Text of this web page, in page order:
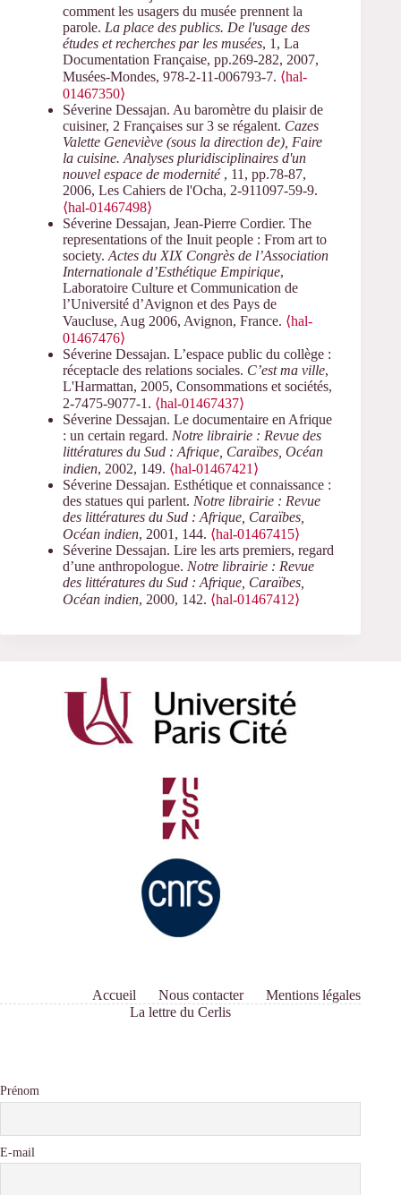
comment les usagers du musée prennent la
parole. La place des publics. De l'usage des
études et recherches par les musées, 1, La
Documentation Française, pp.269-282, 2007,
Musées-Mondes, 978-2-11-006793-7. ⟨hal-
01467350⟩
Séverine Dessajan. Au baromètre du plaisir de
cuisiner, 2 Françaises sur 3 se régalent. Cazes
Valette Geneviève (sous la direction de), Faire
la cuisine. Analyses pluridisciplinaires d'un
nouvel espace de modernité , 11, pp.78-87,
2006, Les Cahiers de l'Ocha, 2-911097-59-9.
⟨hal-01467498⟩
Séverine Dessajan, Jean-Pierre Cordier. The
representations of the Inuit people : From art to
society. Actes du XIX Congrès de l’Association
Internationale d’Esthétique Empirique,
Laboratoire Culture et Communication de
l’Université d’Avignon et des Pays de
Vaucluse, Aug 2006, Avignon, France. ⟨hal-
01467476⟩
Séverine Dessajan. L’espace public du collège :
réceptacle des relations sociales. C’est ma ville,
L'Harmattan, 2005, Consommations et sociétés,
2-7475-9077-1. ⟨hal-01467437⟩
Séverine Dessajan. Le documentaire en Afrique
: un certain regard. Notre librairie : Revue des
littératures du Sud : Afrique, Caraïbes, Océan
indien, 2002, 149. ⟨hal-01467421⟩
Séverine Dessajan. Esthétique et connaissance :
des statues qui parlent. Notre librairie : Revue
des littératures du Sud : Afrique, Caraïbes,
Océan indien, 2001, 144. ⟨hal-01467415⟩
Séverine Dessajan. Lire les arts premiers, regard
d’une anthropologue. Notre librairie : Revue
des littératures du Sud : Afrique, Caraïbes,
Océan indien, 2000, 142. ⟨hal-01467412⟩
Accueil Nous contacter
Mentions légales
La lettre du Cerlis
Prénom
E-mail